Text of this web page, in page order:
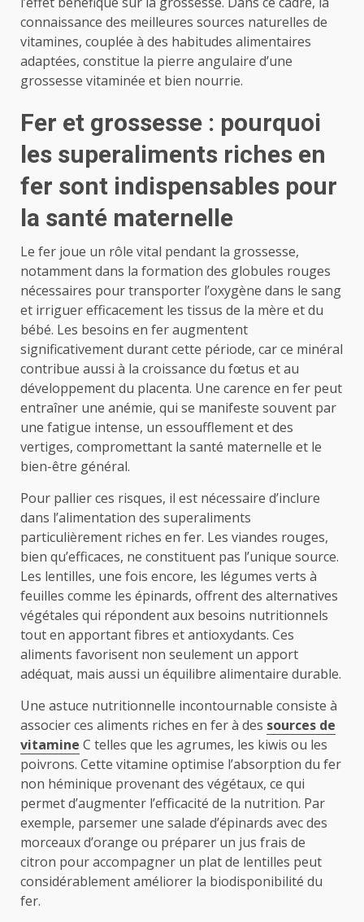
connaissance des meilleures sources naturelles de
vitamines, couplée à des habitudes alimentaires
adaptées, constitue la pierre angulaire d’une
grossesse vitaminée et bien nourrie.
Fer et grossesse : pourquoi
les superaliments riches en
fer sont indispensables pour
la santé maternelle
Le fer joue un rôle vital pendant la grossesse,
notamment dans la formation des globules rouges
nécessaires pour transporter l’oxygène dans le sang
et irriguer efficacement les tissus de la mère et du
bébé. Les besoins en fer augmentent
significativement durant cette période, car ce minéral
contribue aussi à la croissance du fœtus et au
développement du placenta. Une carence en fer peut
entraîner une anémie, qui se manifeste souvent par
une fatigue intense, un essoufflement et des
vertiges, compromettant la santé maternelle et le
bien-être général.
Pour pallier ces risques, il est nécessaire d’inclure
dans l’alimentation des superaliments
particulièrement riches en fer. Les viandes rouges,
bien qu’efficaces, ne constituent pas l’unique source.
Les lentilles, une fois encore, les légumes verts à
feuilles comme les épinards, offrent des alternatives
végétales qui répondent aux besoins nutritionnels
tout en apportant fibres et antioxydants. Ces
aliments favorisent non seulement un apport
adéquat, mais aussi un équilibre alimentaire durable.
Une astuce nutritionnelle incontournable consiste à
associer ces aliments riches en fer à des sources de
vitamine C telles que les agrumes, les kiwis ou les
poivrons. Cette vitamine optimise l’absorption du fer
non héminique provenant des végétaux, ce qui
permet d’augmenter l’efficacité de la nutrition. Par
exemple, parsemer une salade d’épinards avec des
morceaux d’orange ou préparer un jus frais de
citron pour accompagner un plat de lentilles peut
considérablement améliorer la biodisponibilité du
fer.